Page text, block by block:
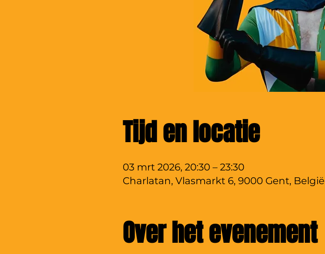
Tijd en locatie
03 mrt 2026, 20:30 – 23:30
Charlatan, Vlasmarkt 6, 9000 Gent, België
Over het evenement